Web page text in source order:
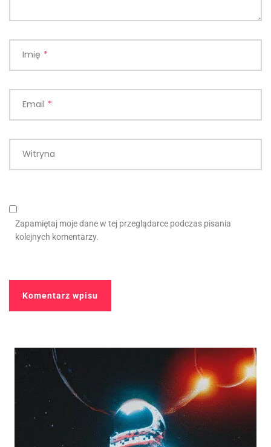
Imię *
Email *
Witryna
Zapamiętaj moje dane w tej przeglądarce podczas pisania
kolejnych komentarzy.